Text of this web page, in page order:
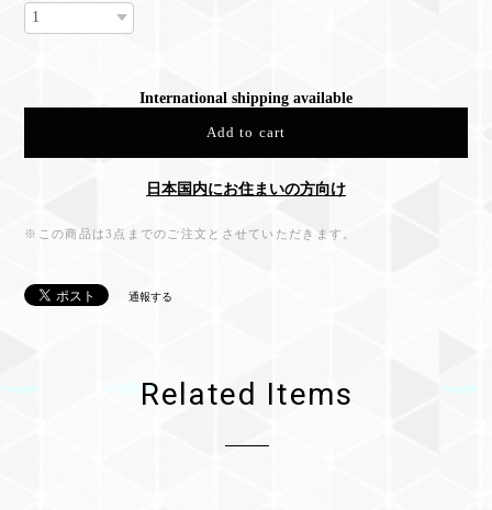
International shipping available
Add to cart
日本国内にお住まいの方向け
※この商品は3点までのご注文とさせていただきます。
通報する
Related Items